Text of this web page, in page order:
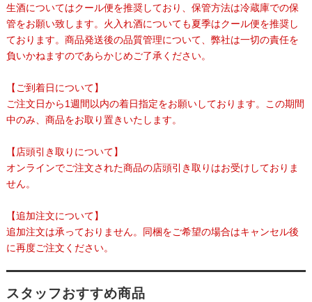
生酒についてはクール便を推奨しており、保管方法は冷蔵庫での保
管をお願い致します。火入れ酒についても夏季はクール便を推奨し
ております。商品発送後の品質管理について、弊社は一切の責任を
負いかねますのであらかじめご了承ください。
【ご到着日について】
ご注文日から1週間以内の着日指定をお願いしております。この期間
中のみ、商品をお取り置きいたします。
【店頭引き取りについて】
オンラインでご注文された商品の店頭引き取りはお受けしておりま
せん。
【追加注文について】
追加注文は承っておりません。同梱をご希望の場合はキャンセル後
に再度ご注文ください。
スタッフおすすめ商品